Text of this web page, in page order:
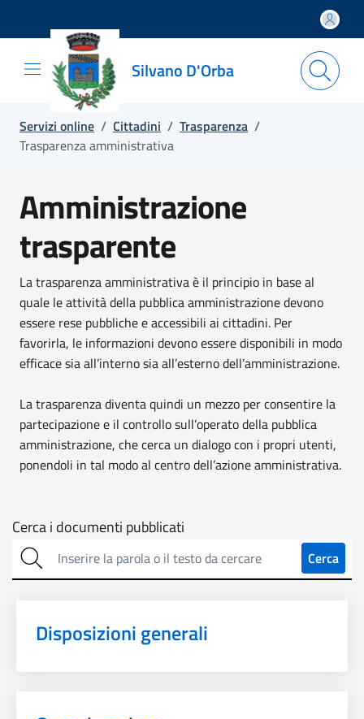
Salta e vai al contenuto
Salta e vai al footer
Silvano D'Orba
Servizi online / Cittadini / Trasparenza /
Trasparenza amministrativa
Amministrazione
trasparente
La trasparenza amministrativa è il principio in base al
quale le attività della pubblica amministrazione devono
essere rese pubbliche e accessibili ai cittadini. Per
favorirla, le informazioni devono essere disponibili in modo
efficace sia all’interno sia all’esterno dell’amministrazione.
La trasparenza diventa quindi un mezzo per consentire la
partecipazione e il controllo sull’operato della pubblica
amministrazione, che cerca un dialogo con i propri utenti,
ponendoli in tal modo al centro dell’azione amministrativa.
Cerca
sulla
Cerca i documenti pubblicati
Cerca
Disposizioni generali